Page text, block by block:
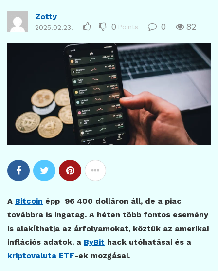
Zotty
2025.02.23. 0 Points 0 82
A Bitcoin épp 96 400 dolláron áll, de a piac
továbbra is ingatag. A héten több fontos esemény
is alakíthatja az árfolyamokat, köztük az amerikai
inflációs adatok, a ByBit hack utóhatásai és a
kriptovaluta ETF-ek mozgásai.